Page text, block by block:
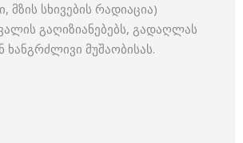
მზის სხივების რადიაცია)
გაღიზიანებებს, გადაღლას
ხანგრძლივი მუშაობისას.